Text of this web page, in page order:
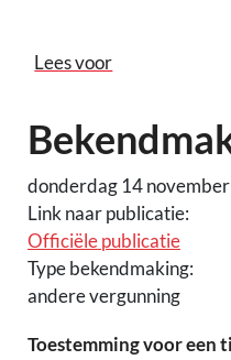
Lees voor
donderdag 14
Link naar publicatie:
Officiële publicatie
Type bekendmaking:
andere vergunning
Toestemming voor een